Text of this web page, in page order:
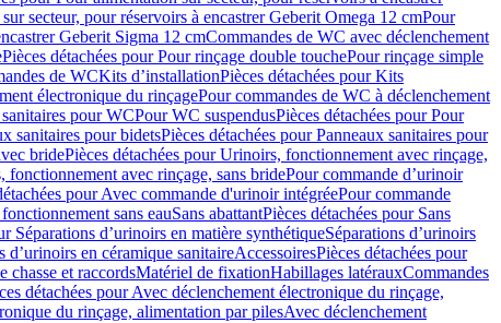
secteur, pour réservoirs à encastrer Geberit Omega 12 cmPour
Geberit Sigma 12 cmCommandes de WC avec déclenchement
Pièces détachées pour Pour rinçage double touchePour rinçage simple
de WCKits d’installationPièces détachées pour Kits
électronique du rinçagePour commandes de WC à déclenchement
pour WCPour WC suspendusPièces détachées pour Pour
sanitaires pour bidetsPièces détachées pour Panneaux sanitaires pour
bridePièces détachées pour Urinoirs, fonctionnement avec rinçage,
fonctionnement avec rinçage, sans bridePour commande d’urinoir
pour Avec commande d'urinoir intégréePour commande
sans eauSans abattantPièces détachées pour Sans
Séparations d’urinoirs en matière synthétiqueSéparations d’urinoirs
d’urinoirs en céramique sanitaireAccessoiresPièces détachées pour
chasse et raccordsMatériel de fixationHabillages latérauxCommandes
détachées pour Avec déclenchement électronique du rinçage,
du rinçage, alimentation par pilesAvec déclenchement